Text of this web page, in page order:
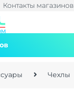
Контакты магазинов
Чехлы